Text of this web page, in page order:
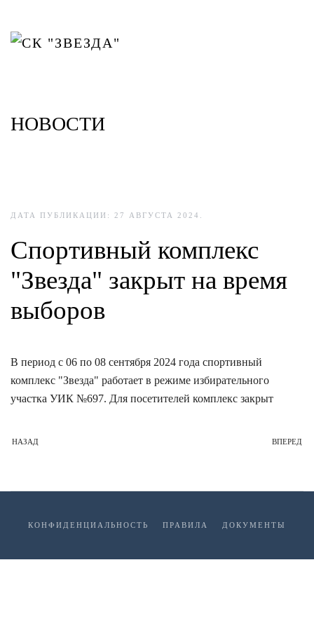
НОВОСТИ
ДАТА ПУБЛИКАЦИИ: 27 АВГУСТА 2024
Спортивный комплекс
"Звезда" закрыт на время
выборов
В период с 06 по 08 сентября 2024 года спортивный
комплекс "Звезда" работает в режиме избирательного
участка УИК №697. Для посетителей комплекс закрыт
НАЗАД ВПЕРЕД
КОНФИДЕНЦИАЛЬНОСТЬ ПРАВИЛА ДОКУМЕНТЫ